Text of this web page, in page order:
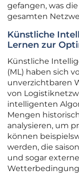
gefangen, was
gesamten
Künstliche
Lernen zur
Künstliche
(ML) haben sich
unverzichtbaren
von
intelligenten
Mengen
analysieren, um
können
werden, die
und sogar